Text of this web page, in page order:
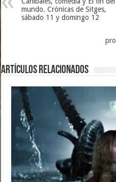
mundo. Crónicas de Sitges,
sábado 11 y domingo 12
Artículos relacionados